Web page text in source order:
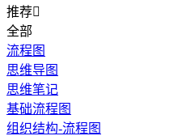
推荐
全部
流程图
思维导图
思维笔记
基础流程图
组织结构-流程图